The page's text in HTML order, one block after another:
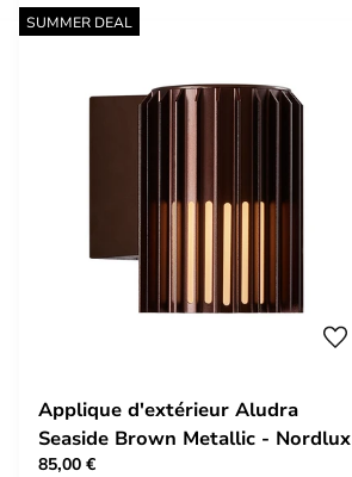
SUMMER DEAL
Applique d'extérieur Aludra
Seaside Brown Metallic - Nordlux
85,00 €